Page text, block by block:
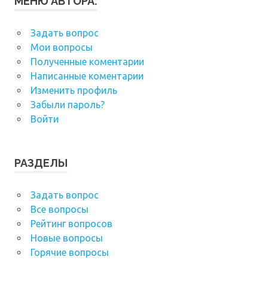
Задать вопрос
Мои вопросы
Полученные коментарии
Написанные коментарии
Изменить профиль
Забыли пароль?
Войти
РАЗДЕЛЫ
Задать вопрос
Все вопросы
Рейтинг вопросов
Новые вопросы
Горячие вопросы